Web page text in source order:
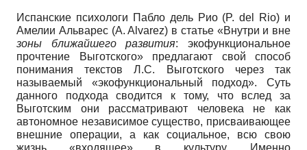
Испанские психологи Пабло дель Рио (P. del Rio) и
Амелии Альварес (A. Alvarez) в статье «Внутри и вне
зоны ближайшего развития: экофункциональное
прочтение Выготского» предлагают свой способ
понимания текстов Л.С. Выготского через так
называемый «экофункциональный подход». Суть
данного подхода сводится к тому, что вслед за
Выготским они рассматривают человека не как
автономное независимое существо, присваивающее
внешние операции, а как социальное, всю свою
жизнь «входящее» в культуру. Именно